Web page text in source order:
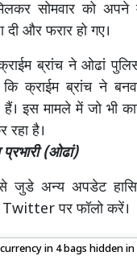
सोमवार को अपने
और फरार हो गए।
क्राईम ब्रांच ने ओढां
कि क्राईम ब्रांच ने
इस मामले में जो भी
रहा है।
(ओढां)
जुडे अन्य अपडेट
पर फॉलो करें।
currency in 4 bags hidden